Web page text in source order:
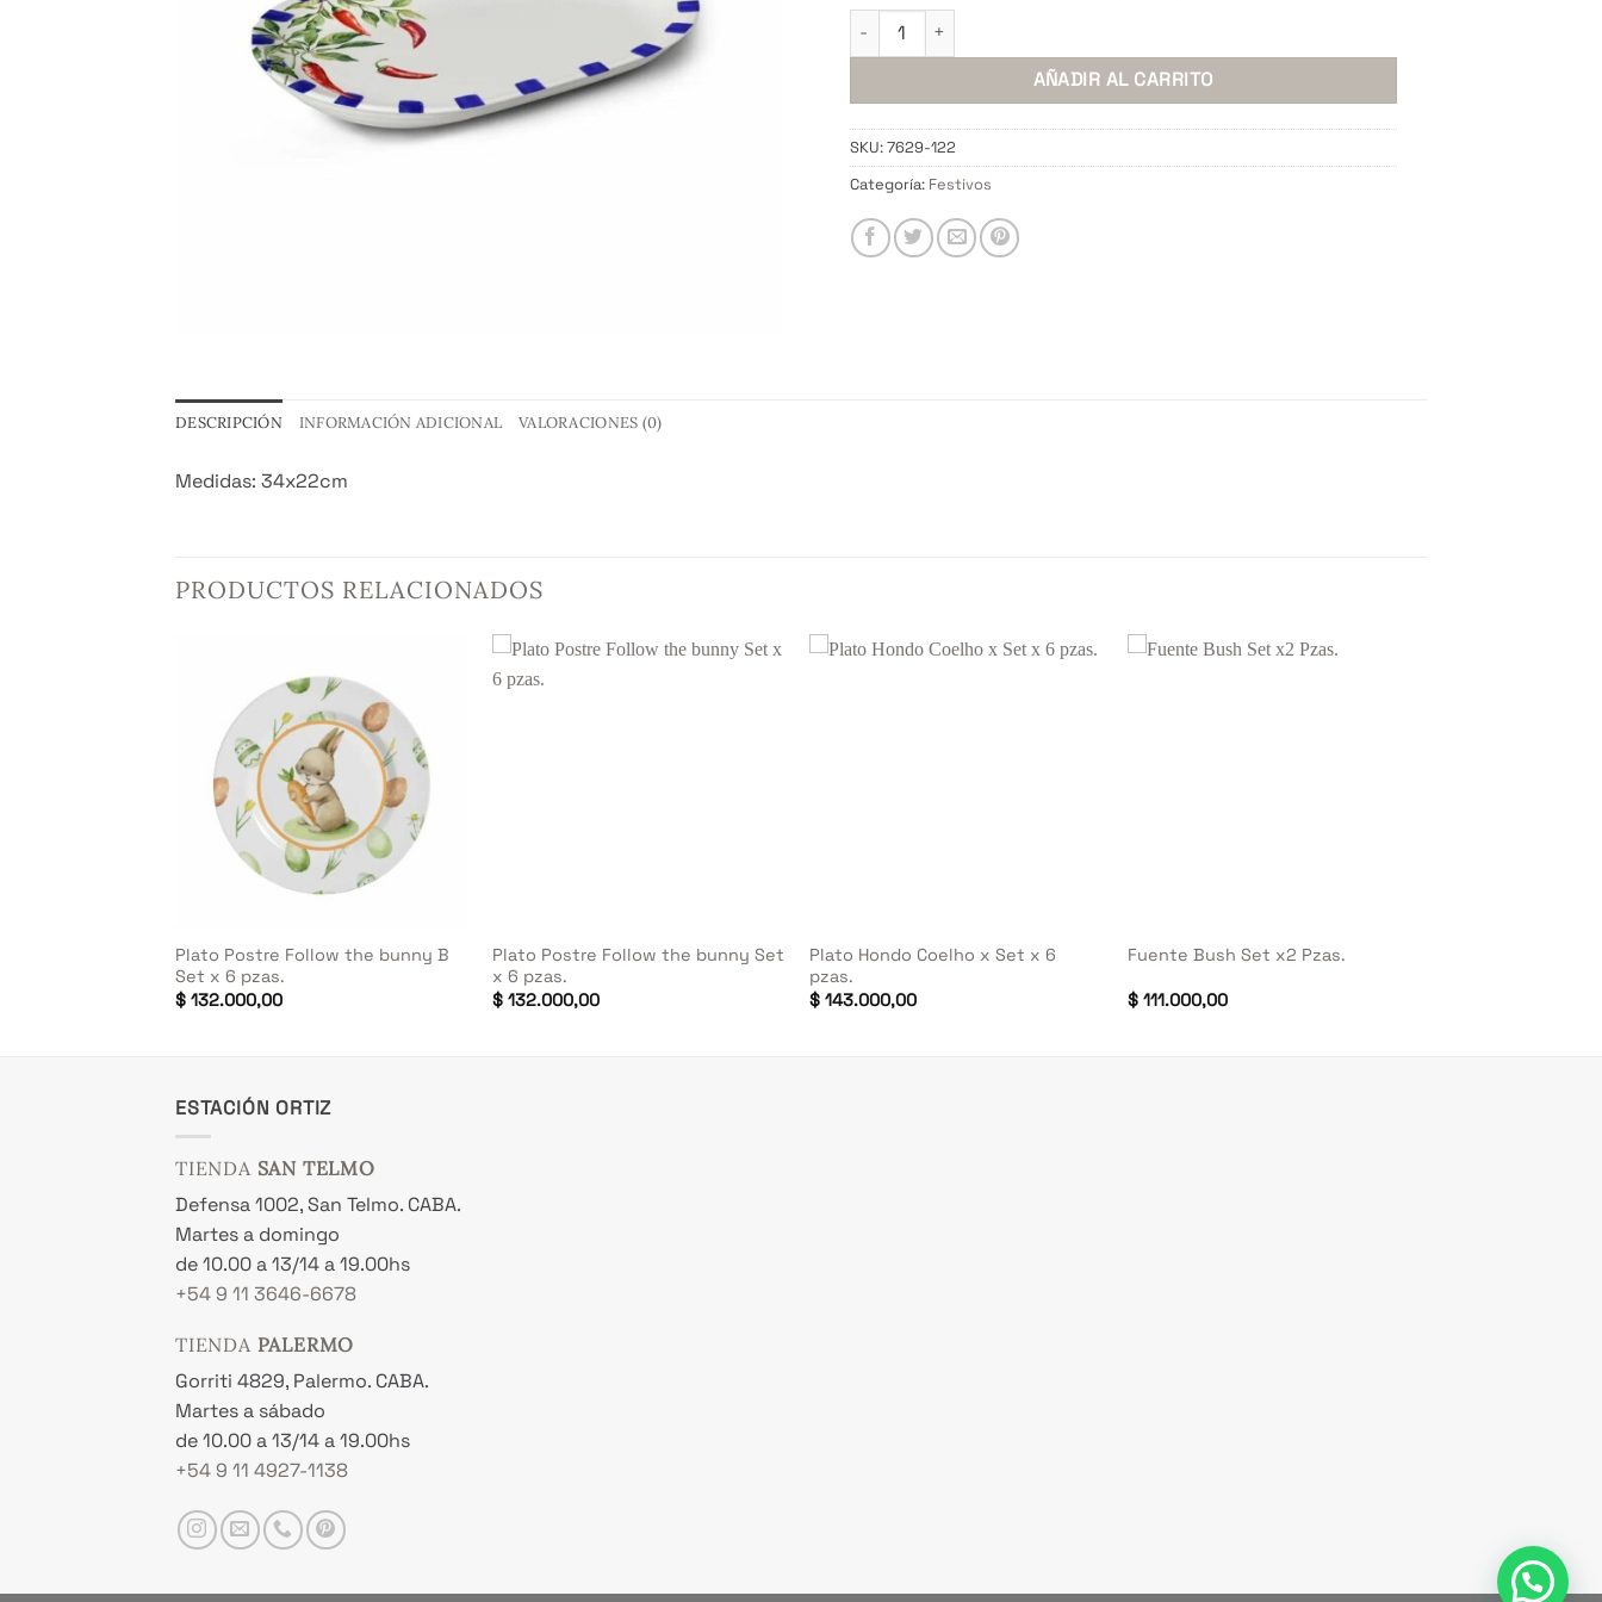
Fuente Pepe Matte Set x2 Pzas. cantidad
AÑADIR AL CARRITO
SKU:7629-122
Categoría: Festivos
DESCRIPCIÓN INFORMACIÓN ADICIONAL VALORACIONES (0)
Medidas: 34x22cm
PRODUCTOS RELACIONADOS
Plato Postre Follow the bunny B
Set x 6 pzas.
$132.000,00
Plato Postre Follow the bunny Set
x 6 pzas.
$ 132.000,00
Plato Hondo Coelho x Set x 6
pzas.
$ 143.000,00
Fuente Bush Set x2 Pzas.
$111.000,00
ESTACIÓN ORTIZ
TIENDA SAN TELMO
Defensa 1002, San Telmo. CABA.
Martes a domingo
de 10.00 a 13/14 a 19.00hs
+54 9 11 3646-6678
TIENDA PALERMO
Gorriti 4829, Palermo. CABA.
Martes a sábado
de 10.00 a 13/14 a 19.00hs
+54 9 11 4927-1138